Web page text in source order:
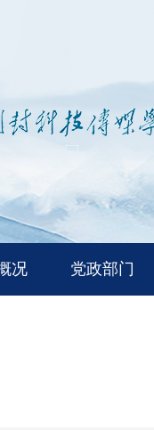
况 党政部门